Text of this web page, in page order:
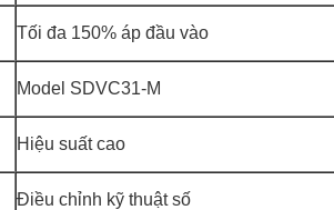
Tối đa 150% áp đầu vào
Model SDVC31-M
Hiệu suất cao
Điều chỉnh kỹ thuật số